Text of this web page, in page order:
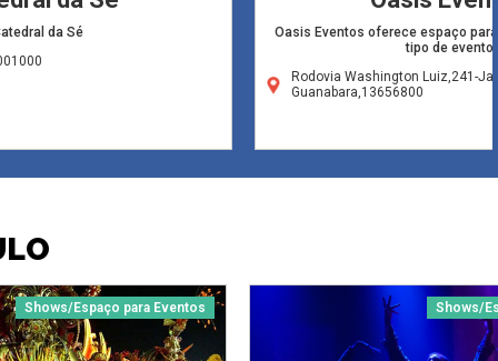
da Sé
Oasis Eventos oferece espaço
tipo de evento
Rodovia Washington Luiz,241-
Guanabara,13656800
Shows/Espaço para Eventos Shows/